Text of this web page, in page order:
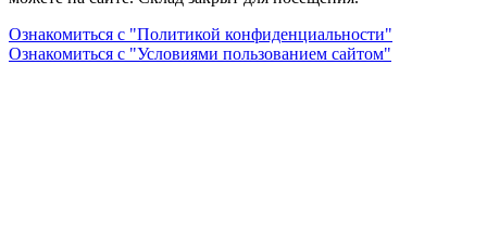
Ознакомиться с "Политикой конфиденциальности"
Ознакомиться с "Условиями пользованием сайтом"